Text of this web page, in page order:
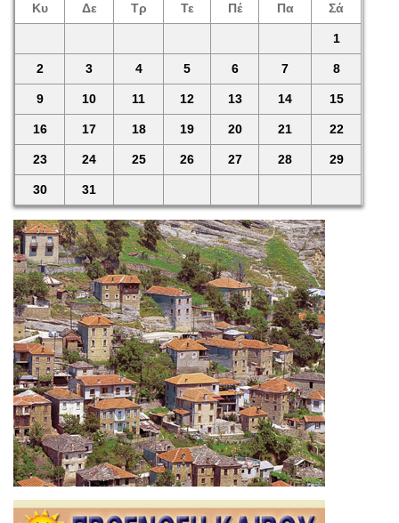
Κυ Δε Τρ Τε Πέ Πα Σά
1
2 3 4 5 6 7 8
9 10 11 12 13 14 15
16 17 18 19 20 21 22
23 24 25 26 27 28 29
30 31